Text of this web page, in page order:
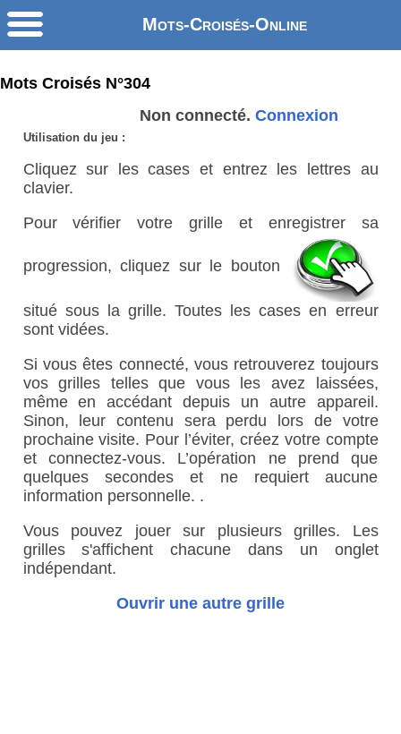
Mots-Croisés-Online
Mots Croisés N°304
Non connecté. Connexion
Utilisation du jeu :
Cliquez sur les cases et entrez les lettres au
clavier.
Pour vérifier votre grille et enregistrer sa
progression, cliquez sur le bouton
situé sous la grille. Toutes les cases en erreur
sont vidées.
Si vous êtes connecté, vous retrouverez toujours
vos grilles telles que vous les avez laissées,
même en accédant depuis un autre appareil.
Sinon, leur contenu sera perdu lors de votre
prochaine visite. Pour l’éviter, créez votre compte
et connectez-vous. L’opération ne prend que
quelques secondes et ne requiert aucune
information personnelle. .
Vous pouvez jouer sur plusieurs grilles. Les
grilles s'affichent chacune dans un onglet
indépendant.
Ouvrir une autre grille